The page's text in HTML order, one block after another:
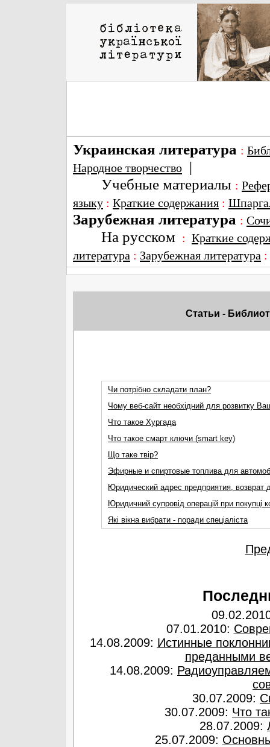
Украинская литература :
Народное творчество |
Учебные материалы :
языку : Краткие содержания :
Зарубежная литература :
На русском : Краткие
литература : Зарубежная литература
Статьи -
Чи потрібно складати план?
Чому веб-сайт необхідний для розвитку
Что такое Хургада
Что такое смарт ключи (smart key)
Що таке твір?
Эфирные и спиртовые топлива для
Юридический адрес предприятия, возврат
Юридичний супровід операцій при покупці
Які вікна вибрати - поради спеціаліста
07.01.2010:
14.08.2009: Истинные
преданными
14.08.2009:
30.07.2009:
30.07.2009: Что
28.07.2009:
25.07.2009: